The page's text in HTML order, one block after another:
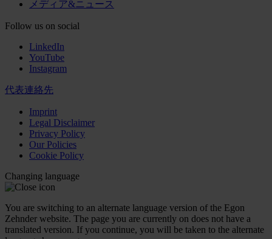
メディア&ニュース
Follow us on social
LinkedIn
YouTube
Instagram
代表連絡先
Imprint
Legal Disclaimer
Privacy Policy
Our Policies
Cookie Policy
Changing language
You are switching to an alternate language version of the Egon
Zehnder website. The page you are currently on does not have a
translated version. If you continue, you will be taken to the alternate